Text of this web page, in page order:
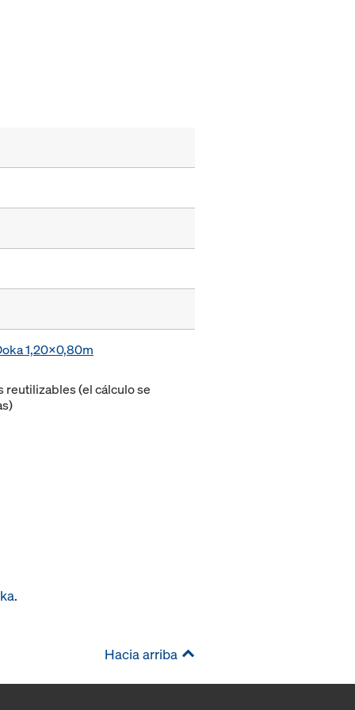
1,20x0,80m
(el cálculo se
.
Hacia arriba